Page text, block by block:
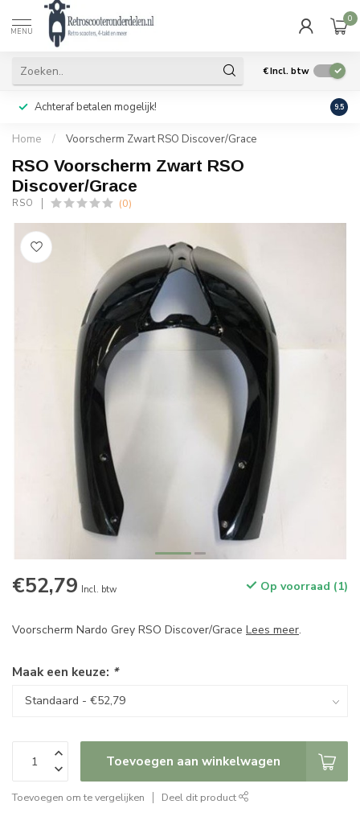
MENU
0
€Incl. btw
Achteraf betalen mogelijk! Geen
9.5
Home / Voorscherm Zwart RSO Discover/Grace
RSO Voorscherm Zwart RSO
Discover/Grace
RSO (0)
€52,79 Incl. btw Op voorraad (1)
Voorscherm Nardo Grey RSO Discover/Grace Lees meer.
Maak een keuze: *
Toevoegen aan winkelwagen
Toevoegen om te vergelijken Deel dit product